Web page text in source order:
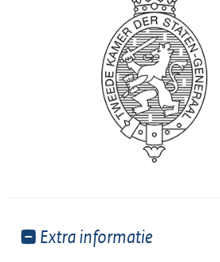
Toon
Extra informatie